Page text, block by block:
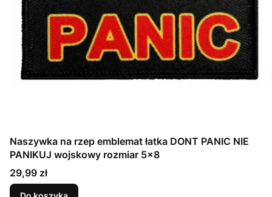
Naszywka na rzep emblemat łatka DONT PANIC NIE
PANIKUJ wojskowy rozmiar 5x8
Cena
29,99 zł